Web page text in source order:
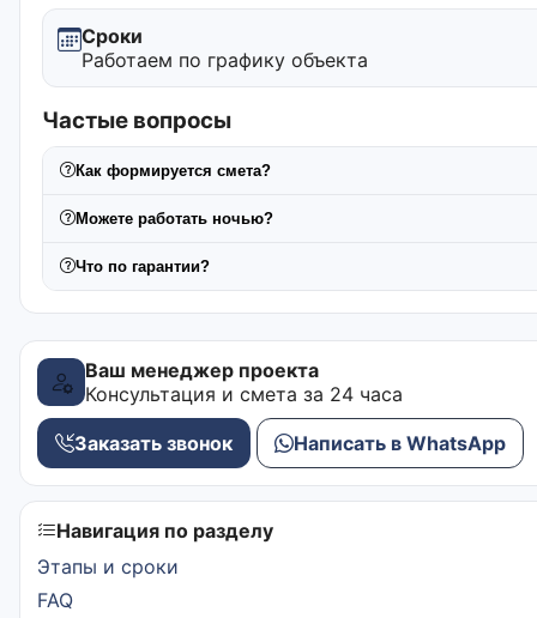
Сроки
Работаем по графику объекта
Частые вопросы
Как формируется смета?
Можете работать ночью?
Что по гарантии?
Ваш менеджер проекта
Консультация и смета за 24 часа
Заказать звонок Написать в WhatsApp
Навигация по разделу
Этапы и сроки
FAQ